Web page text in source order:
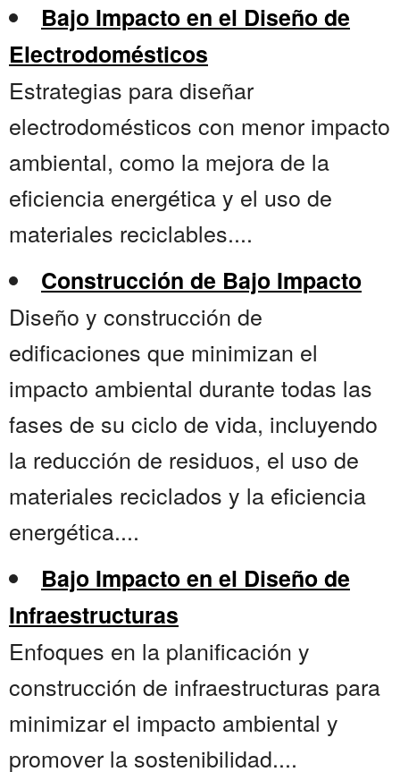
Bajo Impacto en el Diseño de
Electrodomésticos
Estrategias para diseñar
electrodomésticos con menor impacto
ambiental, como la mejora de la
eficiencia energética y el uso de
materiales reciclables....
Construcción de Bajo Impacto
Diseño y construcción de
edificaciones que minimizan el
impacto ambiental durante todas las
fases de su ciclo de vida, incluyendo
la reducción de residuos, el uso de
materiales reciclados y la eficiencia
energética....
Bajo Impacto en el Diseño de
Infraestructuras
Enfoques en la planificación y
construcción de infraestructuras para
minimizar el impacto ambiental y
promover la sostenibilidad....